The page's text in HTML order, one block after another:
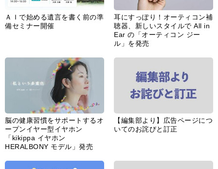
ＡＩで始める遺言を書く前の準
備セミナー開催
耳にすっぽり！オーティコン補
聴器、新しいスタイルで All in
Ear の「オーティコン ジー
ル」を発売
脳の健康習慣をサポートするオ
ープンイヤー型イヤホン
「kikippa イヤホン
HERALBONY モデル」発売
【編集部より】広告ページにつ
いてのお詫びと訂正